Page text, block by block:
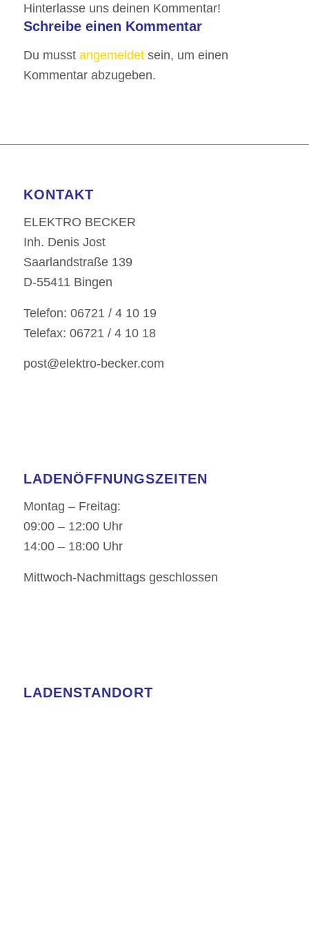
Hinterlasse uns deinen Kommentar!
Schreibe einen Kommentar
Du musst angemeldetsein, um einen
Kommentar abzugeben.
KONTAKT
ELEKTRO BECKER
Inh. Denis Jost
Saarlandstraße 139
D-55411 Bingen
Telefon: 06721 / 4 10 19
Telefax: 06721 / 4 10 18
post@elektro-becker.com
LADENÖFFNUNGSZEITEN
Montag – Freitag:
09:00 – 12:00 Uhr
14:00 – 18:00 Uhr
Mittwoch-Nachmittags geschlossen
LADENSTANDORT